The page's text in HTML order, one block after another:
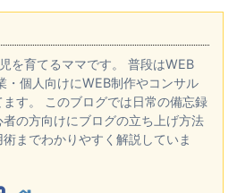
を育てるママです。 普段はWEB
・個人向けにWEB制作やコンサル
ます。 このブログでは日常の備忘録
者の方向けにブログの立ち上げ方法
までわかりやすく解説していま